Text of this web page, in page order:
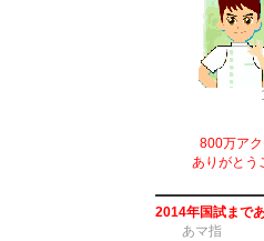
800万アク
ありがとう
2014年国試まで
あマ指